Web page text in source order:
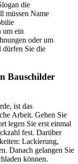
die
müssen Name
um ein
oder um
dürfen Sie die
Bauschilder
ist das
Arbeit. Gehen Sie
legen Sie erst einmal
fest. Darüber
Lackierung,
Danach gelangen Sie
können.